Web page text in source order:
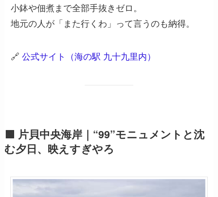
小鉢や佃煮まで全部手抜きゼロ。
地元の人が「また行くわ」って言うのも納得。
🔗公式サイト（海の駅 九十九里内）
🟩 片貝中央海岸｜“99”モニュメントと沈
む夕日、映えすぎやろ